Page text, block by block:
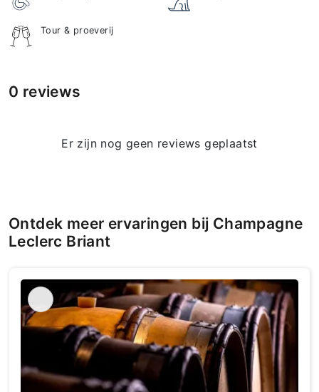
Tour & proeverij
0 reviews
Er zijn nog geen reviews geplaatst
Ontdek meer ervaringen bij Champagne
Leclerc Briant